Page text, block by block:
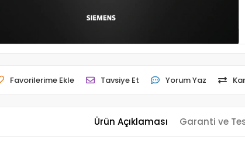
Favorilerime Ekle Tavsiye Et Yorum Yaz
Ürün Açıklaması Garanti ve